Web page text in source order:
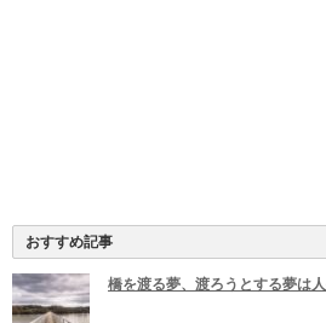
おすすめ記事
橋を渡る夢、渡ろうとする夢は